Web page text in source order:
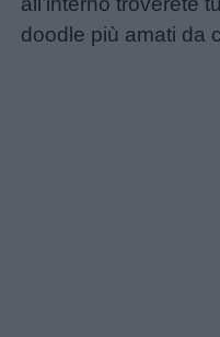
doodle più amati da